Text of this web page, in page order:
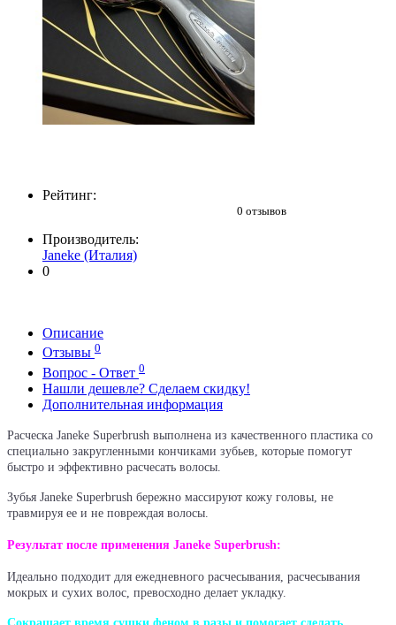
Рейтинг:
0 отзывов
Производитель:
Janeke (Италия)
0
Описание
Отзывы 0
Вопрос - Ответ 0
Нашли дешевле? Сделаем скидку!
Дополнительная информация
Расческа Janeke Superbrush выполнена из качественного пластика со
специально закругленными кончиками зубьев, которые помогут
быстро и эффективно расчесать волосы.
Зубья Janeke Superbrush бережно массируют кожу головы, не
травмируя ее и не повреждая волосы.
Результат после применения Janeke Superbrush:
Идеально подходит для ежедневного расчесывания, расчесывания
мокрых и сухих волос, превосходно делает укладку.